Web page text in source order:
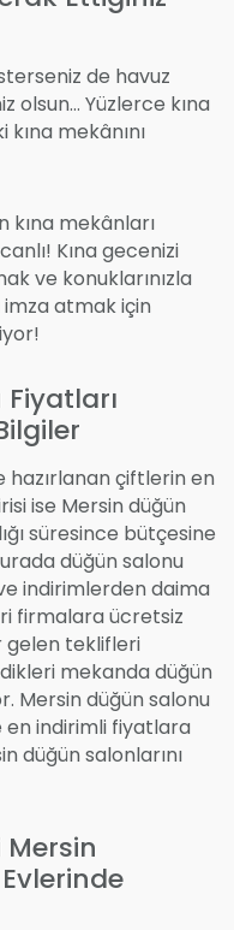
de havuz
olsun… Yüzlerce kına
mekânını
mekânları
Kına gecenizi
ve konuklarınızla
atmak için
hazırlanan çiftlerin en
ise Mersin düğün
süresince bütçesine
düğün salonu
indirimlerden daima
firmalara ücretsiz
teklifleri
mekanda düğün
Mersin düğün salonu
en indirimli fiyatlara
düğün salonlarını